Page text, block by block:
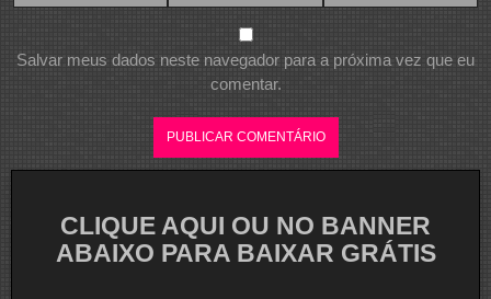
Salvar meus dados neste navegador para a próxima vez que eu
comentar.
CLIQUE AQUI OU NO BANNER
ABAIXO PARA BAIXAR GRÁTIS